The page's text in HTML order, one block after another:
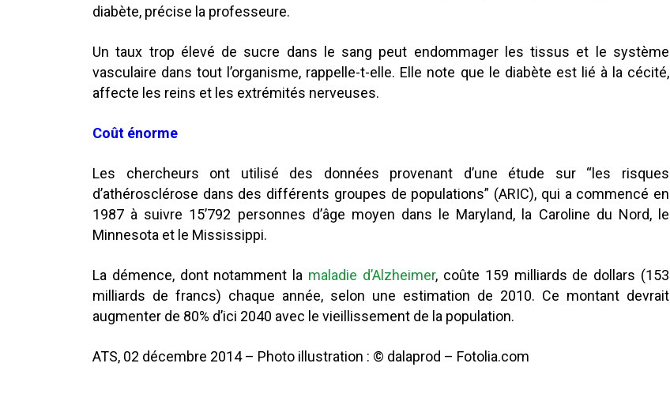
diabète, précise la professeure.
Un taux trop élevé de sucre dans le sang peut endommager les tissus et le système
vasculaire dans tout l’organisme, rappelle-t-elle. Elle note que le diabète est lié à la cécité,
affecte les reins et les extrémités nerveuses.
Coût énorme
Les chercheurs ont utilisé des données provenant d’une étude sur “les risques
d’athérosclérose dans des différents groupes de populations” (ARIC), qui a commencé en
1987 à suivre 15’792 personnes d’âge moyen dans le Maryland, la Caroline du Nord, le
Minnesota et le Mississippi.
La démence, dont notamment la maladie d’Alzheimer, coûte 159 milliards de dollars (153
milliards de francs) chaque année, selon une estimation de 2010. Ce montant devrait
augmenter de 80% d’ici 2040 avec le vieillissement de la population.
ATS, 02 décembre 2014 – Photo illustration : © dalaprod – Fotolia.com